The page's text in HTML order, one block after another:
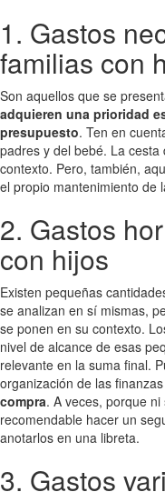
1. Gastos
familias con
Son aquellos que se
adquieren una prioridad
presupuesto. Ten en
padres y del bebé. La
contexto. Pero, también,
el propio mantenimiento de
2. Gastos
con hijos
Existen pequeñas
se analizan en sí mismas,
se ponen en su contexto.
nivel de alcance de esas
relevante en la suma final.
organización de las
compra. A veces, porque
recomendable hacer un
anotarlos en una libreta.
3. Gastos